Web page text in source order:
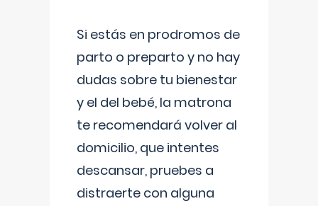
Si estás en prodromos de
parto o preparto y no hay
dudas sobre tu bienestar
y el del bebé, la matrona
te recomendará volver al
domicilio, que intentes
descansar, pruebes a
distraerte con alguna